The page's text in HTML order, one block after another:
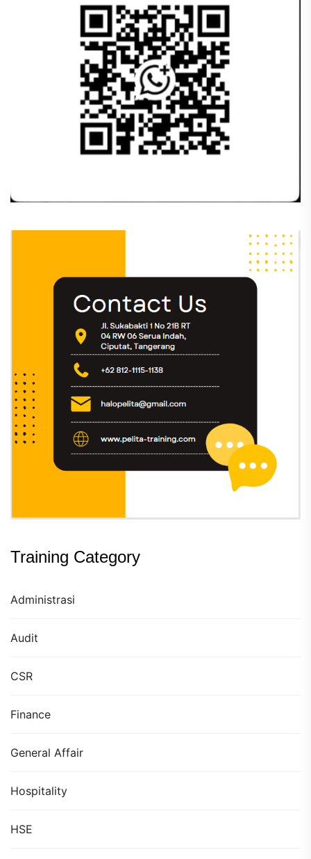
Training Category
Administrasi
Audit
CSR
Finance
General Affair
Hospitality
HSE